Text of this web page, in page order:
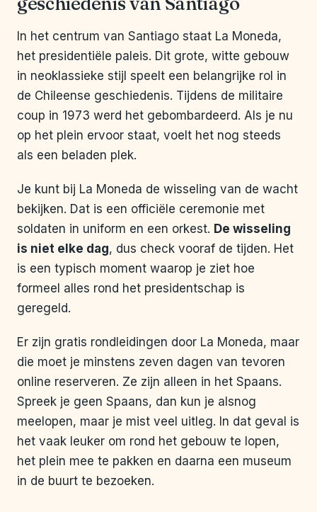
In het centrum van Santiago staat La Moneda,
het presidentiële paleis. Dit grote, witte gebouw
in neoklassieke stijl speelt een belangrijke rol in
de Chileense geschiedenis. Tijdens de militaire
coup in 1973 werd het gebombardeerd. Als je nu
op het plein ervoor staat, voelt het nog steeds
als een beladen plek.
Je kunt bij La Moneda de wisseling van de wacht
bekijken. Dat is een officiële ceremonie met
soldaten in uniform en een orkest. De wisseling
is niet elke dag, dus check vooraf de tijden. Het
is een typisch moment waarop je ziet hoe
formeel alles rond het presidentschap is
geregeld.
Er zijn gratis rondleidingen door La Moneda, maar
die moet je minstens zeven dagen van tevoren
online reserveren. Ze zijn alleen in het Spaans.
Spreek je geen Spaans, dan kun je alsnog
meelopen, maar je mist veel uitleg. In dat geval is
het vaak leuker om rond het gebouw te lopen,
het plein mee te pakken en daarna een museum
in de buurt te bezoeken.